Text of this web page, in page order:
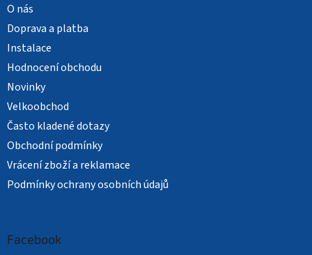
O nás
Doprava a platba
Instalace
Hodnocení obchodu
Novinky
Velkoobchod
Často kladené dotazy
Obchodní podmínky
Vrácení zboží a reklamace
Podmínky ochrany osobních údajů
Facebook